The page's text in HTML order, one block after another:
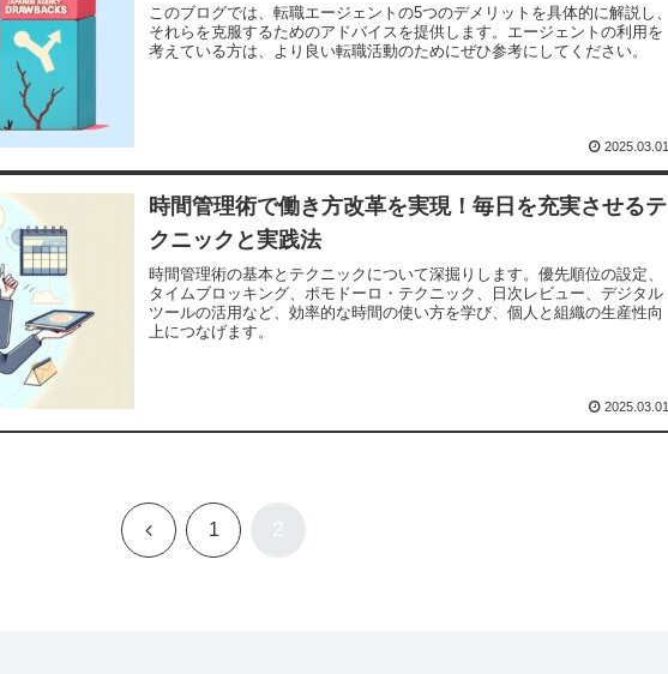
このブログでは、転職エージェントの5つのデメリットを具体的に解説し、
それらを克服するためのアドバイスを提供します。エージェントの利用を
考えている方は、より良い転職活動のためにぜひ参考にしてください。
2025.03.01
時間管理術で働き方改革を実現！毎日を充実させるテ
クニックと実践法
時間管理術の基本とテクニックについて深掘りします。優先順位の設定、
タイムブロッキング、ポモドーロ・テクニック、日次レビュー、デジタル
ツールの活用など、効率的な時間の使い方を学び、個人と組織の生産性向
上につなげます。
2025.03.01
前 1